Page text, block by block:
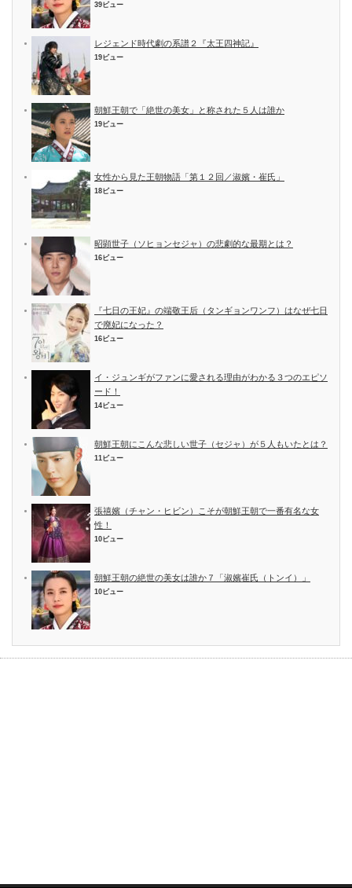
39ビュー
レジェンド時代劇の系譜２『太王四神記』
19ビュー
朝鮮王朝で「絶世の美女」と称された５人は誰か
19ビュー
女性から見た王朝物語「第１２回／淑嬪・崔氏」
18ビュー
昭顕世子（ソヒョンセジャ）の悲劇的な最期とは？
16ビュー
『七日の王妃』の端敬王后（タンギョンワンフ）はなぜ七日
で廃妃になった？
16ビュー
イ・ジュンギがファンに愛される理由がわかる３つのエピソ
ード！
14ビュー
朝鮮王朝にこんな悲しい世子（セジャ）が５人もいたとは？
11ビュー
張禧嬪（チャン・ヒビン）こそが朝鮮王朝で一番有名な女
性！
10ビュー
朝鮮王朝の絶世の美女は誰か７「淑嬪崔氏（トンイ）」
10ビュー